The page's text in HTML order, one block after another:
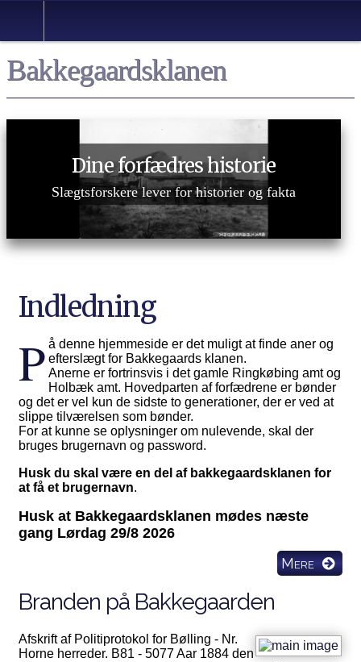
Bakkegaardsklanen
Dine forfædres historie
Slægtsforskere lever for historier og fakta
Indledning
P å denne hjemmeside er det muligt at finde aner og
efterslægt for Bakkegaards klanen.
Anerne er fortrinsvis i det gamle Ringkøbing amt og
Holbæk amt. Hovedparten af forfædrene er bønder
og det er vel kun de sidste to generationer, der er ved at
slippe tilværelsen som bønder.
For at kunne se oplysninger om nulevende, skal der
bruges brugernavn og password.
Husk du skal være en del af bakkegaardsklanen for
at få et brugernavn.
Husk at Bakkegaardsklanen mødes næste
gang Lørdag 29/8 2026
Mere
Branden på Bakkegaarden
Afskrift af Politiprotokol for Bølling - Nr.
Horne herreder. B81 - 5077 Aar 1884 den